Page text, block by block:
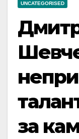
UNCATEGORISED
за